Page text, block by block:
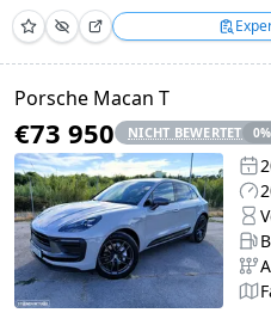
Porsche Macan T
€73 950 NICHT BEWERTET 0%